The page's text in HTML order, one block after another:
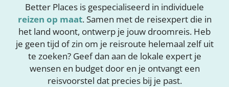
Better Places is gespecialiseerd in individuele
reizen op maat. Samen met de reisexpert die in
het land woont, ontwerp je jouw droomreis. Heb
je geen tijd of zin om je reisroute helemaal zelf uit
te zoeken? Geef dan aan de lokale expert je
wensen en budget door en je ontvangt een
reisvoorstel dat precies bij je past.